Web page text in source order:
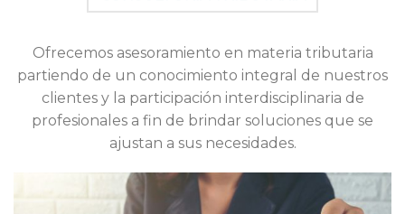
Ofrecemos asesoramiento en materia tributaria
partiendo de un conocimiento integral de nuestros
clientes y la participación interdisciplinaria de
profesionales a fin de brindar soluciones que se
ajustan a sus necesidades.